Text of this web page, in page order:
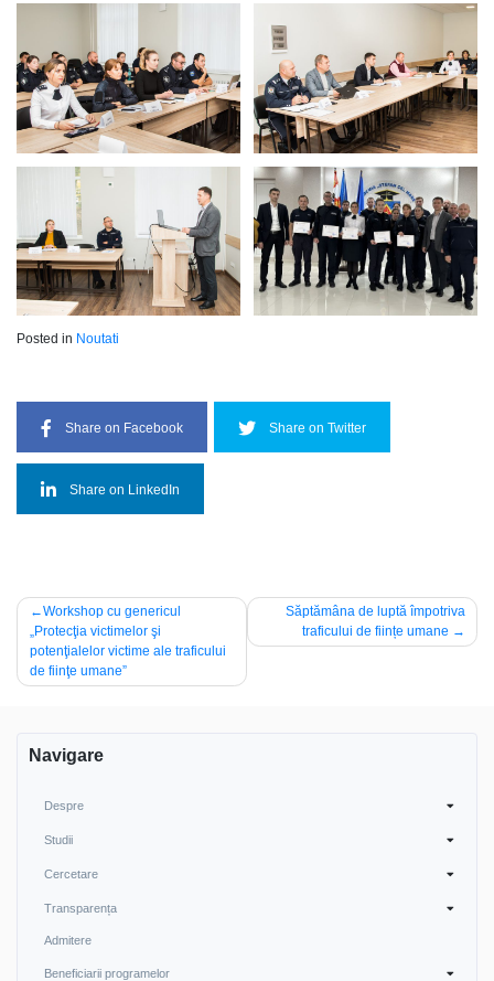
Posted in Noutati
Share on Facebook Share on Twitter
Share on LinkedIn
Navigare
în
articole
Workshop cu genericul
„Protecţia victimelor şi
potenţialelor victime ale traficului
de fiinţe umane”
Săptămâna de luptă împotriva
traficului de ființe umane
Navigare
Despre
Studii
Cercetare
Transparența
Admitere
Beneficiarii programelor